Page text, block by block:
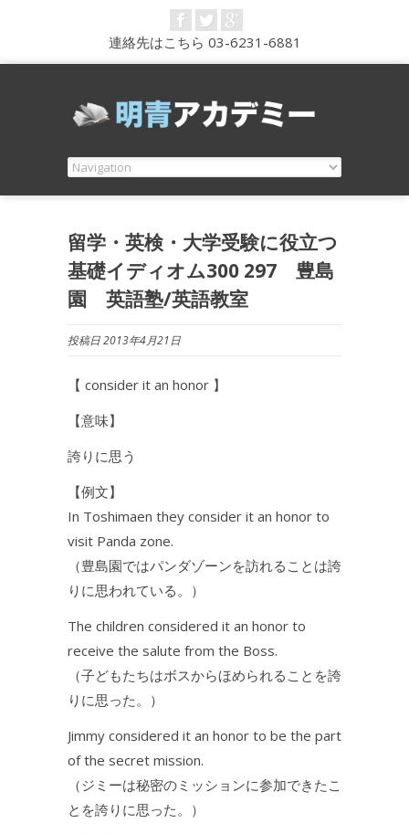
連絡先はこちら 03-6231-6881
留学・英検・大学受験に役立つ
基礎イディオム300 297 豊島
園 英語塾/英語教室
投稿日 2013年4月21日
【 consider it an honor 】
【意味】
誇りに思う
【例文】
In Toshimaen they consider it an honor to
visit Panda zone.
（豊島園ではパンダゾーンを訪れることは誇
りに思われている。）
The children considered it an honor to
receive the salute from the Boss.
（子どもたちはボスからほめられることを誇
りに思った。）
Jimmy considered it an honor to be the part
of the secret mission.
（ジミーは秘密のミッションに参加できたこ
とを誇りに思った。）